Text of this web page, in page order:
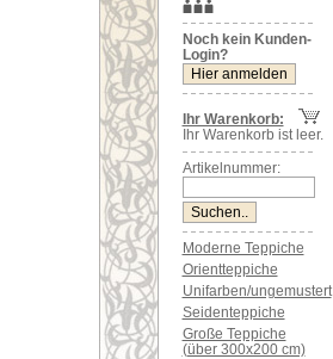
Noch kein Kunden-
Login?
Ihr Warenkorb:
Ihr Warenkorb ist leer.
Artikelnummer:
Moderne Teppiche
Orientteppiche
Unifarben/ungemustert
Seidenteppiche
Große Teppiche
(über 300x200 cm)